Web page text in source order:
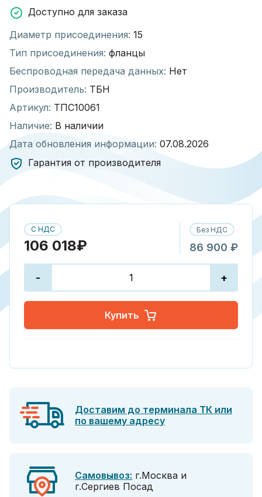
Доступно для заказа
Диаметр присоединения: 15
Тип присоединения: фланцы
Беспроводная передача данных: Нет
Производитель: ТБН
Артикул: ТПС10061
Наличие: В наличии
Дата обновления информации: 07.08.2026
Гарантия от производителя
С НДС
106 018₽
Без НДС
86 900 ₽
- +
Купить
Доставим до терминала ТК или
по вашему адресу
Самовывоз: г.Москва и
г.Сергиев Посад